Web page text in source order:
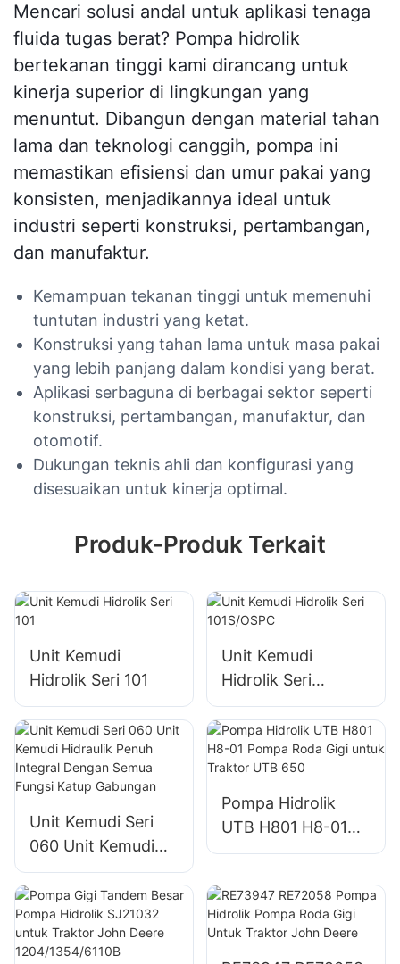
Mencari solusi andal untuk aplikasi tenaga
fluida tugas berat? Pompa hidrolik
bertekanan tinggi kami dirancang untuk
kinerja superior di lingkungan yang
menuntut. Dibangun dengan material tahan
lama dan teknologi canggih, pompa ini
memastikan efisiensi dan umur pakai yang
konsisten, menjadikannya ideal untuk
industri seperti konstruksi, pertambangan,
dan manufaktur.
Kemampuan tekanan tinggi untuk memenuhi
tuntutan industri yang ketat.
Konstruksi yang tahan lama untuk masa pakai
yang lebih panjang dalam kondisi yang berat.
Aplikasi serbaguna di berbagai sektor seperti
konstruksi, pertambangan, manufaktur, dan
otomotif.
Dukungan teknis ahli dan konfigurasi yang
disesuaikan untuk kinerja optimal.
Produk-Produk Terkait
Unit Kemudi
Hidrolik Seri 101
Unit Kemudi
Hidrolik Seri
101S/OSPC
Unit Kemudi Seri
060 Unit Kemudi
Hidraulik Penuh
Integral Dengan
Semua Fungsi
Katup Gabungan
Pompa Hidrolik
UTB H801 H8-01
Pompa Roda Gigi
650